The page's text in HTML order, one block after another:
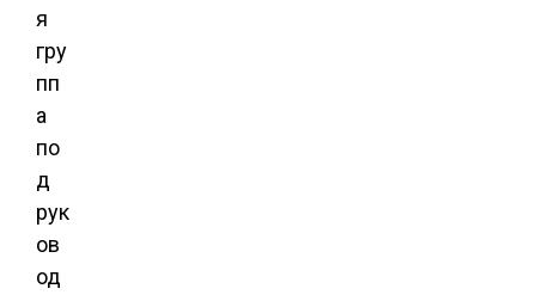
я
гру
пп
а
по
д
рук
ов
од